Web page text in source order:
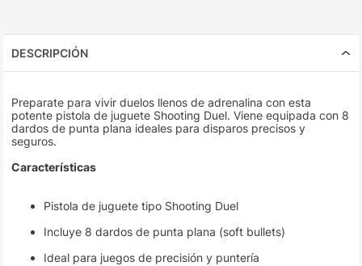
DESCRIPCIÓN
Preparate para vivir duelos llenos de adrenalina con esta
potente pistola de juguete Shooting Duel. Viene equipada con 8
dardos de punta plana ideales para disparos precisos y
seguros.
Características
Pistola de juguete tipo Shooting Duel
Incluye 8 dardos de punta plana (soft bullets)
Ideal para juegos de precisión y puntería